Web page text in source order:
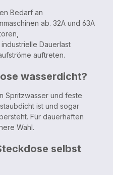
Bedarf an
ab. 32A und 63A
Dauerlast
auftreten.
wasserdicht?
Spritzwasser und feste
ist und sogar
Für dauerhaften
Wahl.
selbst